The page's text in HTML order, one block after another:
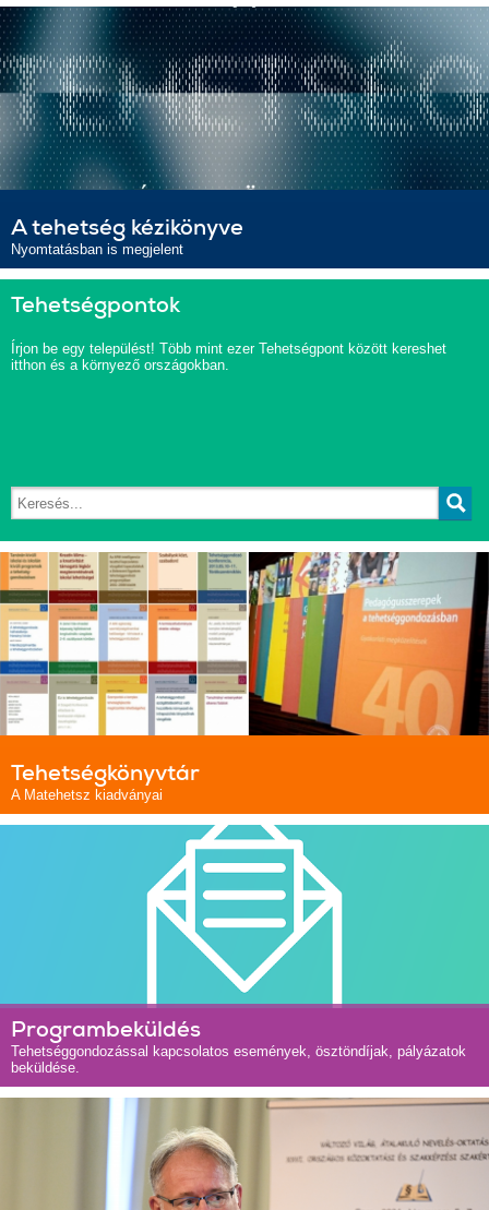
A tehetség kézikönyve
Nyomtatásban is megjelent
Tehetségpontok
Írjon be egy települést! Több mint ezer Tehetségpont között kereshet
itthon és a környező országokban.
Tehetségkönyvtár
A Matehetsz kiadványai
Programbeküldés
Tehetséggondozással kapcsolatos események, ösztöndíjak, pályázatok
beküldése.